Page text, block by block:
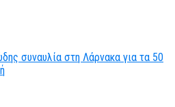
συναυλία στη Λάρνακα για τα 50